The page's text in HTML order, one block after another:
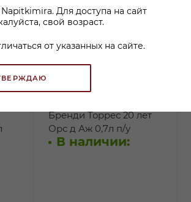
Для доступа на сайт
свой возраст.
от указанных на сайте.
Бренди Торрес 20 лет
Орс д Аж 0,7л п/у
В наличии: